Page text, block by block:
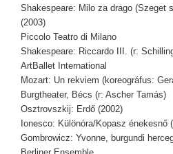
Shakespeare: Milo za drago (Szeget
(2003)
Piccolo Teatro di Milano
Shakespeare: Riccardo III. (r:
ArtBallet International
Mozart: Un rekviem (koreográfus:
Burgtheater, Bécs (r: Ascher Tamás)
Osztrovszkij: Erdő (2002)
Ionesco: Különóra/Kopasz énekesnő
Gombrowicz: Yvonne, burgundi